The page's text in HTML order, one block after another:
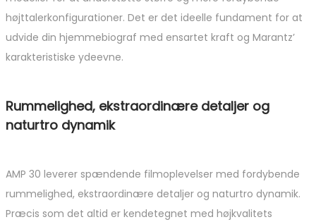
højttalerkonfigurationer. Det er det ideelle fundament for at
udvide din hjemmebiograf med ensartet kraft og Marantz’
karakteristiske ydeevne.
Rummelighed, ekstraordinære detaljer og
naturtro dynamik
AMP 30 leverer spændende filmoplevelser med fordybende
rummelighed, ekstraordinære detaljer og naturtro dynamik.
Præcis som det altid er kendetegnet med højkvalitets